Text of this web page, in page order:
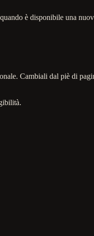
è disponibile una
Cambiali dal piè di